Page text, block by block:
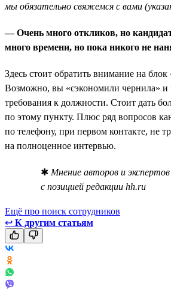
мы обязательно свяжемся с вами
— Очень много откликов, но
много времени, но пока никого не
Здесь стоит обратить внимание на блок
Возможно, вы «сэкономили чернила» и
требования к должности. Стоит дать
по этому пункту. Плюс ряд вопросов
по телефону, при первом контакте, не
на полноценное интервью.
✱ Мнение авторов и
с позицией редакции hh.ru
Ещё про поиск сотрудников
↩ К другим статьям